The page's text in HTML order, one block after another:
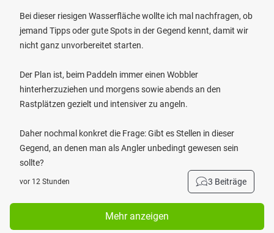
Bei dieser riesigen Wasserfläche wollte ich mal nachfragen, ob
jemand Tipps oder gute Spots in der Gegend kennt, damit wir
nicht ganz unvorbereitet starten.
Der Plan ist, beim Paddeln immer einen Wobbler
hinterherzuziehen und morgens sowie abends an den
Rastplätzen gezielt und intensiver zu angeln.
Daher nochmal konkret die Frage: Gibt es Stellen in dieser
Gegend, an denen man als Angler unbedingt gewesen sein
sollte?
vor 12 Stunden 3 Beiträge
Mehr anzeigen